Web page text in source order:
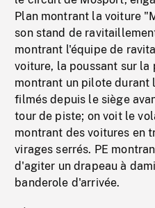
Plan montrant la voiture
son stand de
montrant l'équipe de
voiture, la poussant sur la
montrant un pilote durant
filmés depuis le siège
tour de piste; on voit le
montrant des voitures en
virages serrés. PE
d'agiter un drapeau à
banderole d'arrivée.